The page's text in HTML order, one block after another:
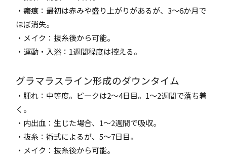
・瘢痕：最初は赤みや盛り上がりがあるが、3～6か月で
ほぼ消失。
・メイク：抜糸後から可能。
・運動・入浴：1週間程度は控える。
グラマラスライン形成のダウンタイム
・腫れ：中等度。ピークは2～4日目。1～2週間で落ち着
く。
・内出血：生じた場合、1～2週間で吸収。
・抜糸：術式によるが、5～7日目。
・メイク：抜糸後から可能。